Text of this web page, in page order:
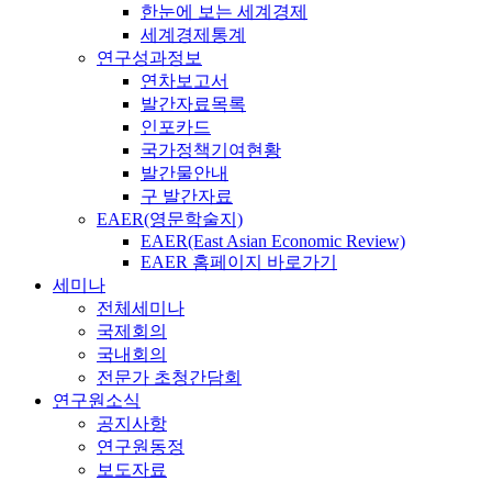
한눈에 보는 세계경제
세계경제통계
연구성과정보
연차보고서
발간자료목록
인포카드
국가정책기여현황
발간물안내
구 발간자료
EAER(영문학술지)
EAER(East Asian Economic Review)
EAER 홈페이지 바로가기
세미나
전체세미나
국제회의
국내회의
전문가 초청간담회
연구원소식
공지사항
연구원동정
보도자료